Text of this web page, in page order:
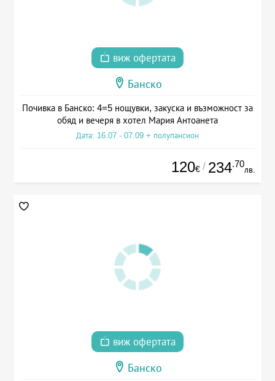
виж офертата
Банско
Почивка в Банско: 4=5 нощувки, закуска и възможност за
обяд и вечеря в хотел Мария Антоанета
Дата: 16.07 - 07.09 + полупансион
120€ / 234.70
лв.
виж офертата
Банско